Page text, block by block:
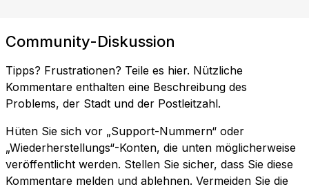
Community-Diskussion
Tipps? Frustrationen? Teile es hier. Nützliche
Kommentare enthalten eine Beschreibung des
Problems, der Stadt und der Postleitzahl.
Hüten Sie sich vor „Support-Nummern“ oder
„Wiederherstellungs“-Konten, die unten möglicherweise
veröffentlicht werden. Stellen Sie sicher, dass Sie diese
Kommentare melden und ablehnen. Vermeiden Sie die